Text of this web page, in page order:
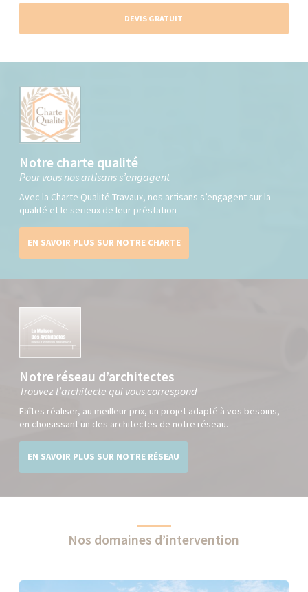
DEVIS GRATUIT
Notre charte qualité
Pour vous nos artisans s’engagent
Avec la Charte Qualité Travaux, nos artisans s’engagent sur la
qualité et le serieux de leur préstation
EN SAVOIR PLUS SUR NOTRE CHARTE
Notre réseau d’architectes
Trouvez l’architecte qui vous correspond
Faîtes réaliser, au meilleur prix, un projet adapté à vos besoins,
en choisissant un des architectes de notre réseau.
EN SAVOIR PLUS SUR NOTRE RÉSEAU
Nos domaines d’intervention